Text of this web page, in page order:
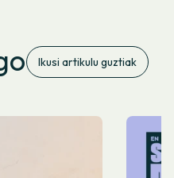
Ikusi artikulu guztiak